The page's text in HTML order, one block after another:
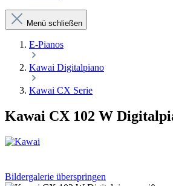
Menü schließen
E-Pianos
Kawai Digitalpiano
Kawai CX Serie
Kawai CX 102 W
Bildergalerie überspringen